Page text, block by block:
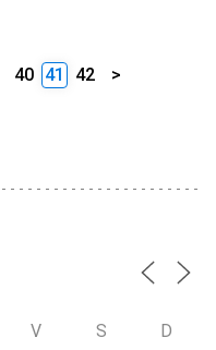
40 41 42 >
V S D